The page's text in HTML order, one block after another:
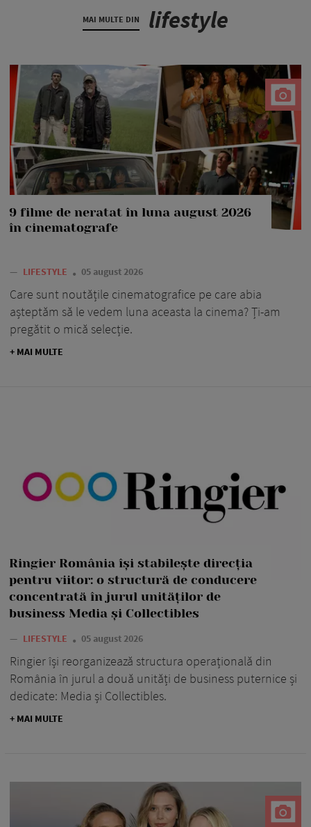
MAI MULTE DIN lifestyle
9 filme de neratat în luna august 2026
în cinematografe
— LIFESTYLE 05 august 2026
Care sunt noutățile cinematografice pe care abia
așteptăm să le vedem luna aceasta la cinema? Ți-am
pregătit o mică selecție.
+ MAI MULTE
Ringier România își stabilește direcția
pentru viitor: o structură de conducere
concentrată în jurul unităților de
business Media și Collectibles
— LIFESTYLE 05 august 2026
Ringier își reorganizează structura operațională din
România în jurul a două unități de business puternice și
dedicate: Media și Collectibles.
+ MAI MULTE